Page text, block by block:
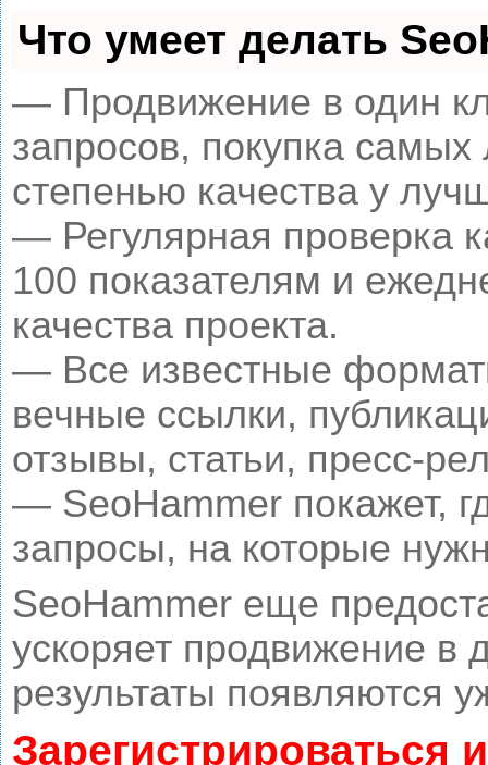
Что умеет делать
— Продвижение в один
запросов, покупка
степенью качества у
— Регулярная проверка
100 показателям и
качества проекта.
— Все известные
вечные ссылки,
отзывы, статьи, пресс-
— SeoHammer покажет,
запросы, на которые
SeoHammer еще
ускоряет продвижение в
результаты появляются
Зарегистрироваться